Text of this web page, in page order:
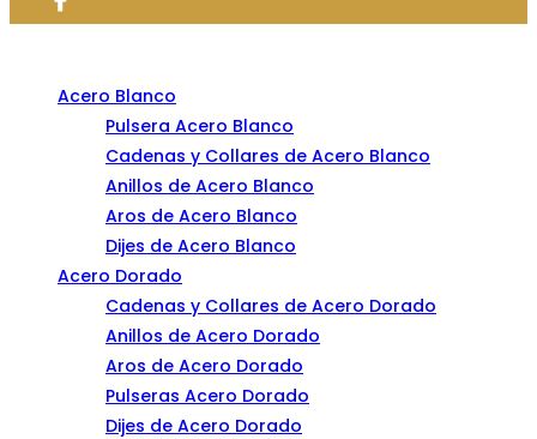
Acero Blanco
Pulsera Acero Blanco
Cadenas y Collares de Acero Blanco
Anillos de Acero Blanco
Aros de Acero Blanco
Dijes de Acero Blanco
Acero Dorado
Cadenas y Collares de Acero Dorado
Anillos de Acero Dorado
Aros de Acero Dorado
Pulseras Acero Dorado
Dijes de Acero Dorado